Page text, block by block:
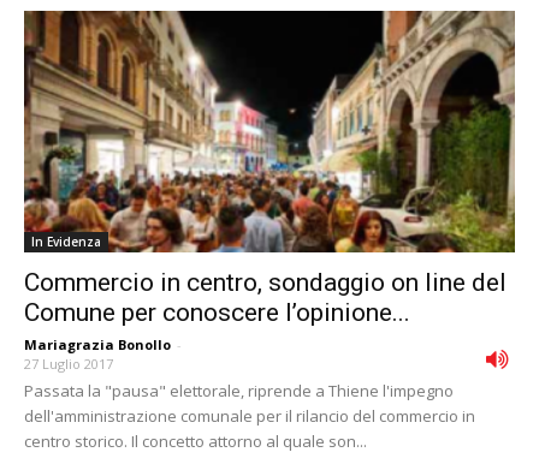
In Evidenza
Commercio in centro, sondaggio on line del
Comune per conoscere l’opinione...
Mariagrazia Bonollo -
27 Luglio 2017
Passata la "pausa" elettorale, riprende a Thiene l'impegno
dell'amministrazione comunale per il rilancio del commercio in
centro storico. Il concetto attorno al quale son...